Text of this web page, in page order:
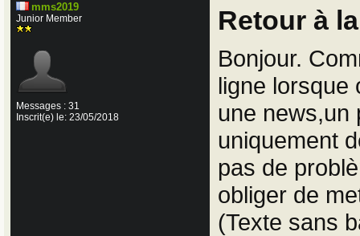
mms2019
Junior Member
Messages : 31
Inscrit(e) le: 23/05/2018
Retour à
Bonjour.
ligne lorsque
une news,un
uniquement
pas de
obliger de
(Texte sans